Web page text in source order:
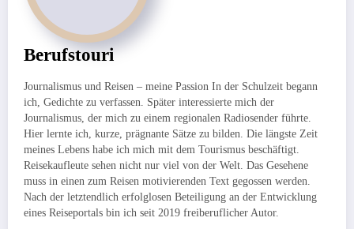
Berufstouri
Journalismus und Reisen – meine Passion In der Schulzeit begann
ich, Gedichte zu verfassen. Später interessierte mich der
Journalismus, der mich zu einem regionalen Radiosender führte.
Hier lernte ich, kurze, prägnante Sätze zu bilden. Die längste Zeit
meines Lebens habe ich mich mit dem Tourismus beschäftigt.
Reisekaufleute sehen nicht nur viel von der Welt. Das Gesehene
muss in einen zum Reisen motivierenden Text gegossen werden.
Nach der letztendlich erfolglosen Beteiligung an der Entwicklung
eines Reiseportals bin ich seit 2019 freiberuflicher Autor.